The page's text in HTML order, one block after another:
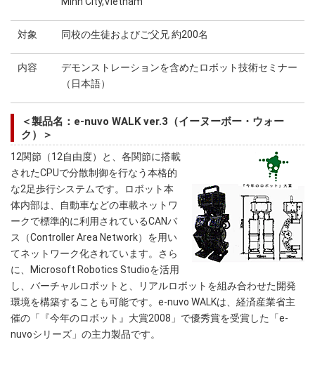
対象 同校の生徒およびご父兄 約200名
内容
デモンストレーションを含めたロボット技術セミナー
（日本語）
＜製品名：e-nuvo WALK ver.3（イーヌーボー・ウォー
ク）＞
12関節（12自由度）と、各関節に搭載
されたCPUで分散制御を行なう本格的
な2足歩行システムです。ロボット本
体内部は、自動車などの車載ネットワ
ークで標準的に利用されているCANバ
ス（Controller Area Network）を用い
てネットワーク化されています。さら
に、Microsoft Robotics Studioを活用
し、バーチャルロボットと、リアルロボットを組み合わせた開発
環境を構築することも可能です。e-nuvo WALKは、経済産業省主
催の「『今年のロボット』大賞2008」で優秀賞を受賞した「e-
nuvoシリーズ」の主力製品です。